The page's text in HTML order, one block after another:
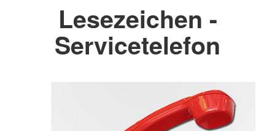
Lesezeichen -
Servicetelefon